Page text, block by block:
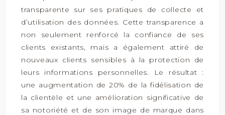
transparente sur ses pratiques de collecte et
d’utilisation des données. Cette transparence a
non seulement renforcé la confiance de ses
clients existants, mais a également attiré de
nouveaux clients sensibles à la protection de
leurs informations personnelles. Le résultat :
une augmentation de 20% de la fidélisation de
la clientèle et une amélioration significative de
sa notoriété et de son image de marque dans